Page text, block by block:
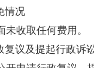
情况
收取任何费用。
议及提起行政诉